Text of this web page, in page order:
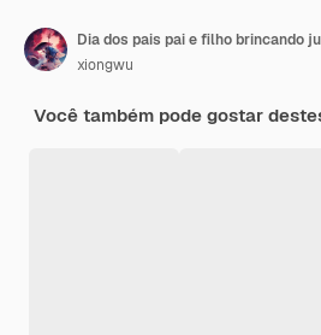
xiongwu
Você também pode gostar